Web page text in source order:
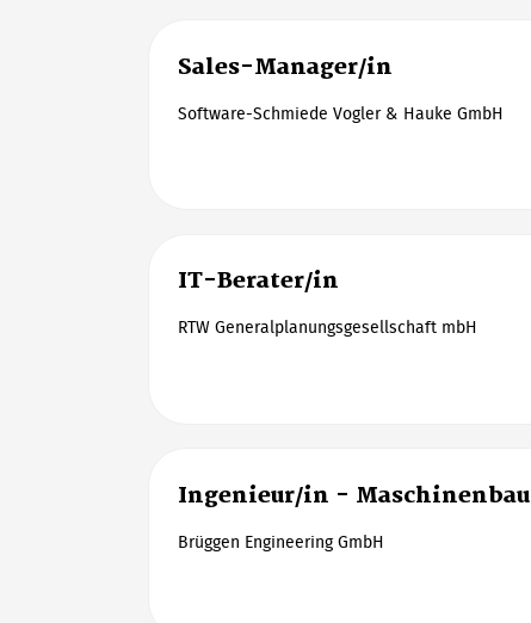
Sales-Manager/in
Software-Schmiede Vogler & Hauke GmbH
IT-Berater/in
RTW Generalplanungsgesellschaft mbH
Ingenieur/in - Maschinenbau
Brüggen Engineering GmbH